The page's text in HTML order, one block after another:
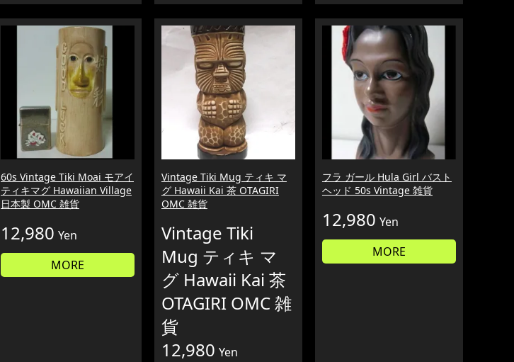
60s Vintage Tiki Moai モアイ
ティキマグ Hawaiian Village
日本製 OMC 雑貨
12,980 Yen
MORE
Vintage Tiki Mug ティキ マ
グ Hawaii Kai 茶 OTAGIRI
OMC 雑貨
Vintage Tiki
Mug ティキ マ
グ Hawaii Kai 茶
OTAGIRI OMC 雑
貨
12,980 Yen
フラ ガール Hula Girl バスト
ヘッド 50s Vintage 雑貨
12,980 Yen
MORE